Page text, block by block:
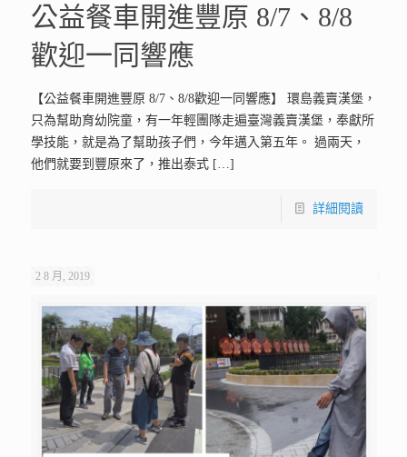
公益餐車開進豐原 8/7、8/8
歡迎一同響應
【公益餐車開進豐原 8/7、8/8歡迎一同響應】 環島義賣漢堡，
只為幫助育幼院童，有一年輕團隊走遍臺灣義賣漢堡，奉獻所
學技能，就是為了幫助孩子們，今年邁入第五年。 過兩天，
他們就要到豐原來了，推出泰式[…]
詳細閱讀
2 8 月, 2019